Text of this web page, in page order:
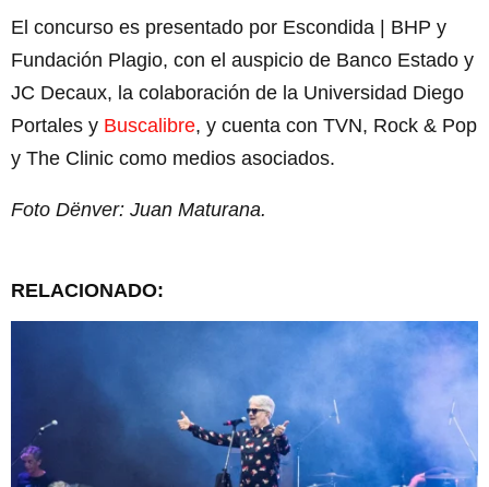
El concurso es presentado por Escondida | BHP y
Fundación Plagio, con el auspicio de Banco Estado y
JC Decaux, la colaboración de la Universidad Diego
Portales y Buscalibre, y cuenta con TVN, Rock & Pop
y The Clinic como medios asociados.
Foto Dënver: Juan Maturana.
RELACIONADO: